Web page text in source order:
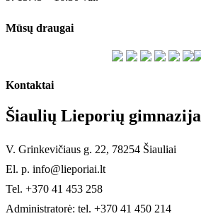
Mūsų draugai
Kontaktai
Šiaulių Lieporių gimnazija
V. Grinkevičiaus g. 22, 78254 Šiauliai
El. p. info@lieporiai.lt
Tel. +370 41 453 258
Administratorė: tel. +370 41 450 214